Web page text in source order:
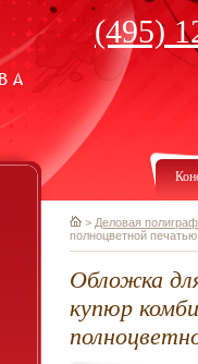
(495)
> Деловая
полноцветной печатью
Обложка
купюр